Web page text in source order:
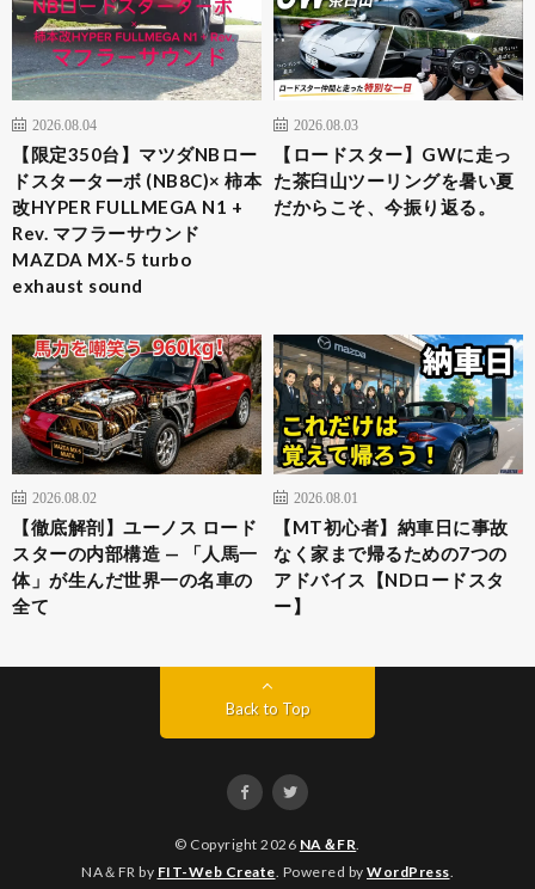
2026.08.04
​【限定350台】マツダNBロー
ドスターターボ (NB8C)× 柿本
改HYPER FULLMEGA N1 +
Rev. マフラーサウンド
MAZDA MX-5 turbo
exhaust sound
2026.08.03
【ロードスター】GWに走っ
た茶臼山ツーリングを暑い夏
だからこそ、今振り返る。
2026.08.02
【徹底解剖】ユーノス ロード
スターの内部構造 — 「人馬一
体」が生んだ世界一の名車の
全て
2026.08.01
【MT初心者】納車日に事故
なく家まで帰るための7つの
アドバイス【NDロードスタ
ー】
Back to Top
© Copyright 2026 NA＆FR.
NA＆FR by FIT-Web Create. Powered by WordPress.